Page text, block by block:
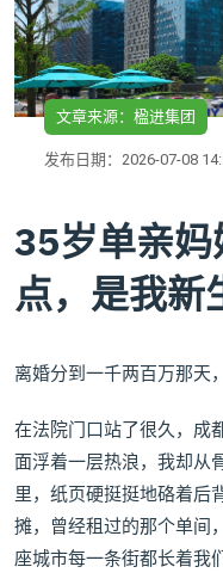
文章来源：楹进集团
发布日期：2026-07-08
35岁单亲
点，是我新
离婚分到一千两百万那天
在法院门口站了很久，成
面浮着一层热浪，我却从
里，纸页硬挺挺地硌着后
摊，曾经租过的那个单间
座城市每一条街都长着我